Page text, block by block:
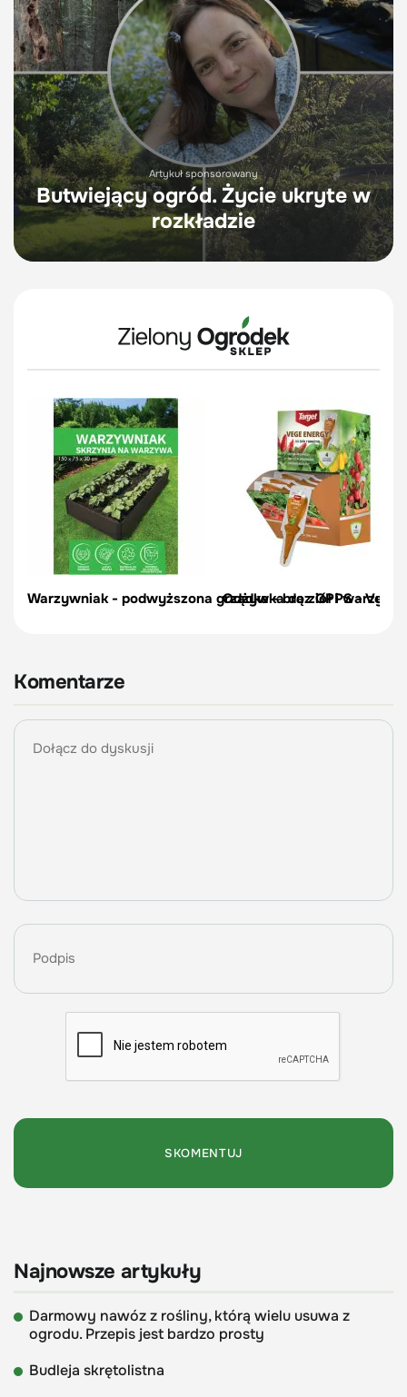
Artykuł sponsorowany
Butwiejący ogród. Życie ukryte w
rozkładzie
Warzywniak - podwyższona grządka - brąz GPPS -
Odżywka do ziół i warzyw,
Komentarze
Najnowsze artykuły
Darmowy nawóz z rośliny, którą wielu usuwa z
ogrodu. Przepis jest bardzo prosty
Budleja skrętolistna